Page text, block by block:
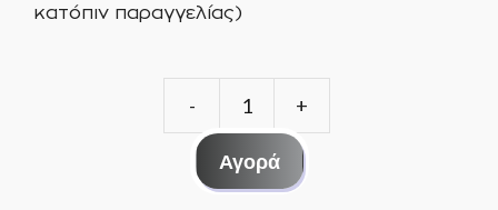
κατόπιν παραγγελίας)
Αγορά